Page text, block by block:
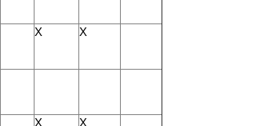
X X
X X